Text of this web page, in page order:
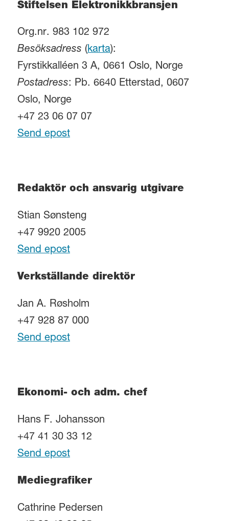
Stiftelsen Elektronikkbransjen
Org.nr. 983 102 972
Besöksadress (karta):
Fyrstikkalléen 3 A, 0661 Oslo, Norge
Postadress: Pb. 6640 Etterstad, 0607
Oslo, Norge
+47 23 06 07 07
Send epost
Redaktör och ansvarig utgivare
Stian Sønsteng
+47 9920 2005
Send epost
Verkställande direktör
Jan A. Røsholm
+47 928 87 000
Send epost
Ekonomi- och adm. chef
Hans F. Johansson
+47 41 30 33 12
Send epost
Mediegrafiker
Cathrine Pedersen